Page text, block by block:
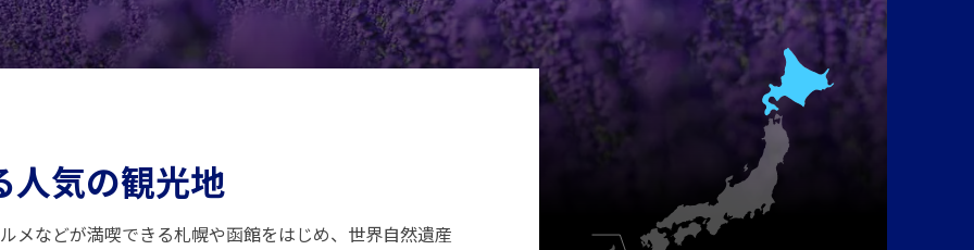
人気の観光地
メなどが満喫できる札幌や函館をはじめ、世界自然遺産